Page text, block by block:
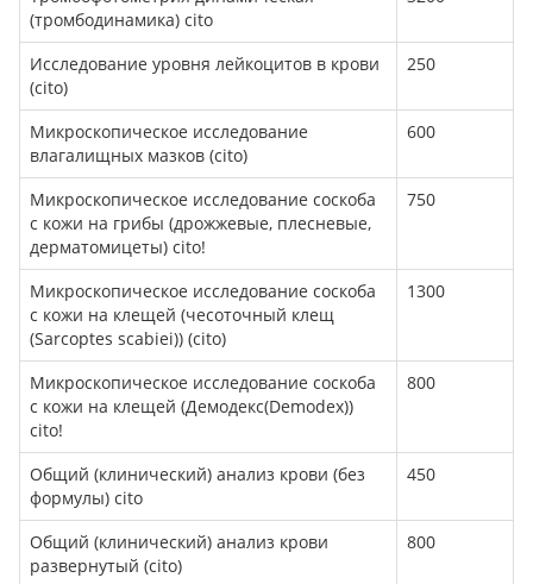
(тромбодинамика) cito
Исследование уровня лейкоцитов в крови
(cito)
250
Микроскопическое исследование
влагалищных мазков (cito)
600
Микроскопическое исследование соскоба
с кожи на грибы (дрожжевые, плесневые,
дерматомицеты) cito!
750
Микроскопическое исследование соскоба
с кожи на клещей (чесоточный клещ
(Sarcoptes scabiei)) (cito)
1300
Микроскопическое исследование соскоба
с кожи на клещей (Демодекс(Demodex))
cito!
800
Общий (клинический) анализ крови (без
формулы) cito
450
Общий (клинический) анализ крови
развернутый (cito)
800